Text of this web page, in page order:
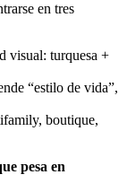
en tres
visual: turquesa +
“estilo de vida”,
boutique,
pesa en